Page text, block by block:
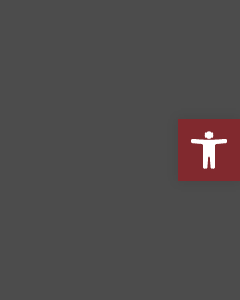
Open toolbar